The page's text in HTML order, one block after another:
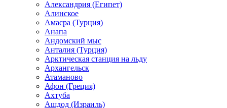
Александрия (Египет)
Алинское
Амасра (Турция)
Анапа
Андомский мыс
Анталия (Турция)
Арктическая станция на льду
Архангельск
Атаманово
Афон (Греция)
Ахтуба
Ашдод (Израиль)